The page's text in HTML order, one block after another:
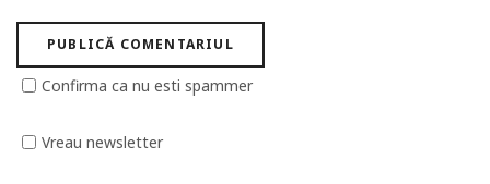
Confirma ca nu esti spammer
Vreau newsletter